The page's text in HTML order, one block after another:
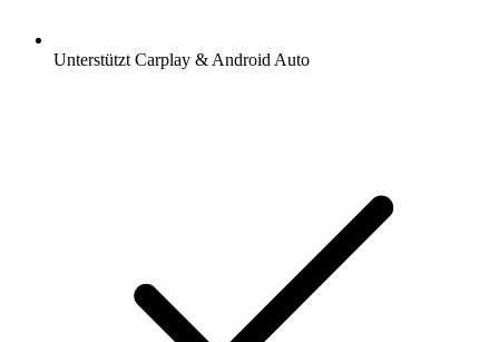
Unterstützt Carplay & Android Auto